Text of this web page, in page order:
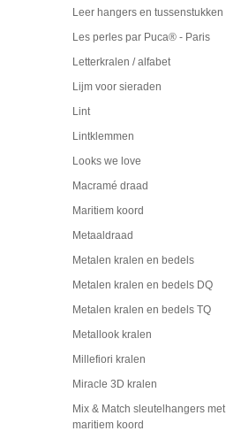
Leer hangers en tussenstukken
Les perles par Puca® - Paris
Letterkralen / alfabet
Lijm voor sieraden
Lint
Lintklemmen
Looks we love
Macramé draad
Maritiem koord
Metaaldraad
Metalen kralen en bedels
Metalen kralen en bedels DQ
Metalen kralen en bedels TQ
Metallook kralen
Millefiori kralen
Miracle 3D kralen
Mix & Match sleutelhangers met
maritiem koord